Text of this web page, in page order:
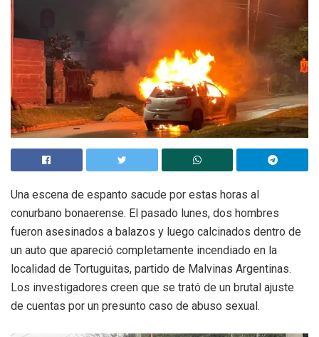
Una escena de espanto sacude por estas horas al
conurbano bonaerense. El pasado lunes, dos hombres
fueron asesinados a balazos y luego calcinados dentro de
un auto que apareció completamente incendiado en la
localidad de Tortuguitas, partido de Malvinas Argentinas.
Los investigadores creen que se trató de un brutal ajuste
de cuentas por un presunto caso de abuso sexual.